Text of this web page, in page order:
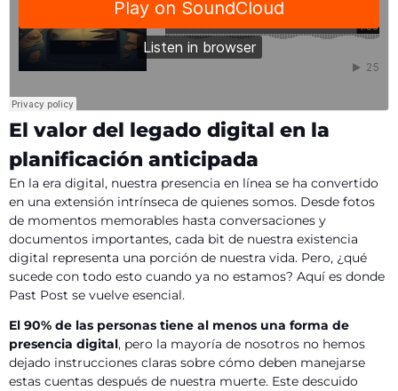
El valor del legado digital en la
planificación anticipada
En la era digital, nuestra presencia en línea se ha convertido
en una extensión intrínseca de quienes somos. Desde fotos
de momentos memorables hasta conversaciones y
documentos importantes, cada bit de nuestra existencia
digital representa una porción de nuestra vida. Pero, ¿qué
sucede con todo esto cuando ya no estamos? Aquí es donde
Past Post se vuelve esencial.
El 90% de las personas tiene al menos una forma de
presencia digital, pero la mayoría de nosotros no hemos
dejado instrucciones claras sobre cómo deben manejarse
estas cuentas después de nuestra muerte. Este descuido